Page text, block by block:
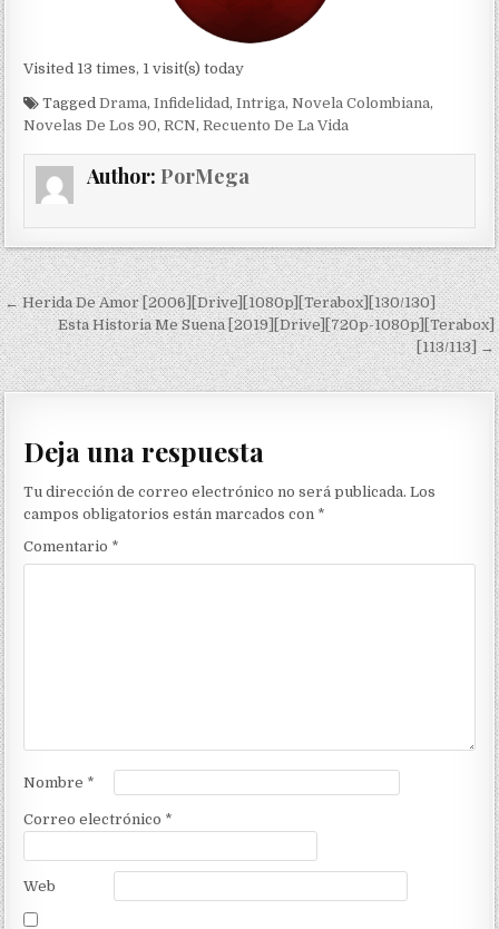
Visited 13 times, 1 visit(s) today
TaggedDrama,Infidelidad ,Intriga,Novela Colombiana,
Novelas De Los 90,RCN,Recuento De La Vida
Author: PorMega
Navegación de entradas
← Herida De Amor [2006][Drive][1080p][Terabox][130/130]
Esta Historia Me Suena [2019][Drive][720p-1080p][Terabox]
[113/113] →
Deja una respuesta
Tu dirección de correo electrónico no será publicada. Los
campos obligatorios están marcados con *
Comentario *
Nombre *
Correo electrónico *
Web